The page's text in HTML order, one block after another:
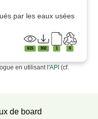
par les eaux usées
615 302 1 0
en utilisant l'API (cf.
de board